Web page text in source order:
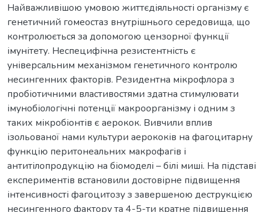
Найважливішою умовою життєдіяльності організму є
генетичний гомеостаз внутрішнього середовища, що
контролюється за допомогою цензорної функції
імунітету. Неспецифічна резистентність є
універсальним механізмом генетичного контролю
несингенних факторів. Резидентна мікрофлора з
пробіотичними властивостями здатна стимулювати
імунобіологічні потенції макроорганізму і одним з
таких мікробіонтів є аерокок. Вивчили вплив
ізольованої нами культури аерококів на фагоцитарну
функцію перитонеальних макрофагів і
антитілопродукцію на біомоделі – білі миші. На підставі
експериментів встановили достовірне підвищення
інтенсивності фагоцитозу з завершеною деструкцією
несингенного фактору та 4-5-ти кратне підвищення